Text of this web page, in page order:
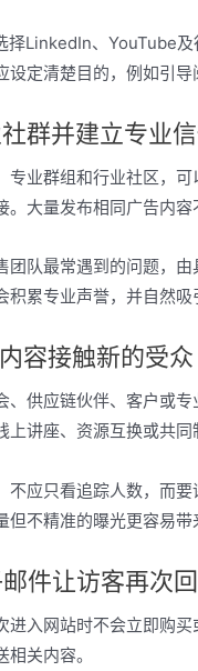
择LinkedIn、YouTube
设定清楚目的，例如引
群并建立专业
专业群组和行业社区，
。大量发布相同广告内
团队最常遇到的问题，
积累专业声誉，并自然吸
容接触新的受众
、供应链伙伴、客户或
上讲座、资源互换或共同
不应只看追踪人数，而
但不精准的曝光更容易带
件让访客再次
进入网站时不会立即购
关内容。